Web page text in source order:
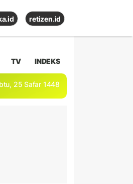
retizen.id
TV INDEKS
25 Safar 1448